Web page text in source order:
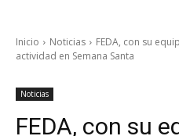
Inicio Noticias
FEDA, con su
actividad en Semana Santa
Noticias
FEDA, con su